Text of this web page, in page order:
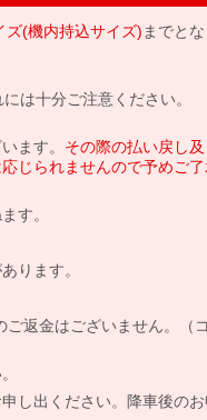
ズ(機内持込サイズ) までと
は十分ご注意ください。
ます。 その際の払い戻し及
じられませんので予めご
す。
ります。
ご返金はございません。（
し出ください。降車後の